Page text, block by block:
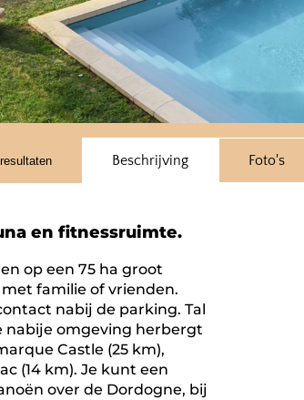
Beschrijving Foto's
en fitnessruimte.
op een 75 ha groot
familie of vrienden.
nabij de parking. Tal
nabije omgeving herbergt
Castle (25 km),
(14 km). Je kunt een
over de Dordogne, bij